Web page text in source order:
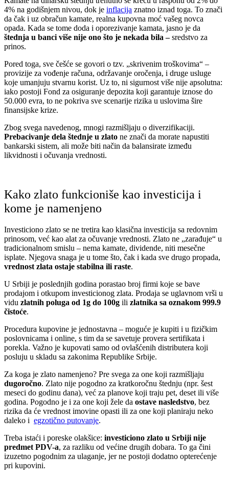
4% na godišnjem nivou, dok je inflacija znatno iznad toga. To znači
da čak i uz obračun kamate, realna kupovna moć vašeg novca
opada. Kada se tome doda i oporezivanje kamata, jasno je da
štednja u banci više nije ono što je nekada bila –sredstvo za
prinos.
Pored toga, sve češće se govori o tzv. „skrivenim troškovima“ –
provizije za vođenje računa, održavanje oročenja, i druge usluge
koje umanjuju stvarnu korist. Uz to, ni sigurnost više nije apsolutna:
iako postoji Fond za osiguranje depozita koji garantuje iznose do
50.000 evra, to ne pokriva sve scenarije rizika u uslovima šire
finansijske krize.
Zbog svega navedenog, mnogi razmišljaju o diverzifikaciji.
Prebacivanje dela štednje u zlato ne znači da morate napustiti
bankarski sistem, ali može biti način da balansirate između
likvidnosti i očuvanja vrednosti.
Kako zlato funkcioniše kao investicija i
kome je namenjeno
Investiciono zlato se ne tretira kao klasična investicija sa redovnim
prinosom, već kao alat za očuvanje vrednosti. Zlato ne „zarađuje“ u
tradicionalnom smislu – nema kamate, dividende, niti mesečne
isplate. Njegova snaga je u tome što, čak i kada sve drugo propada,
vrednost zlata ostaje stabilna ili raste.
U Srbiji je poslednjih godina porastao broj firmi koje se bave
prodajom i otkupom investicionog zlata. Prodaja se uglavnom vrši u
vidu zlatnih poluga od 1g do 100g ili zlatnika sa oznakom 999.9
čistoće.
Procedura kupovine je jednostavna – moguće je kupiti i u fizičkim
poslovnicama i online, s tim da se savetuje provera sertifikata i
porekla. Važno je kupovati samo od ovlašćenih distributera koji
posluju u skladu sa zakonima Republike Srbije.
Za koga je zlato namenjeno? Pre svega za one koji razmišljaju
dugoročno. Zlato nije pogodno za kratkoročnu štednju (npr. šest
meseci do godinu dana), već za planove koji traju pet, deset ili više
godina. Pogodno je i za one koji žele da ostave nasledstvo, bez
rizika da će vrednost imovine opasti ili za one koji planiraju neko
daleko i egzotično putovanje.
Treba istaći i poreske olakšice: investiciono zlato u Srbiji nije
predmet PDV-a, za razliku od većine drugih dobara. To ga čini
izuzetno pogodnim za ulaganje, jer ne postoji dodatno opterećenje
pri kupovini.